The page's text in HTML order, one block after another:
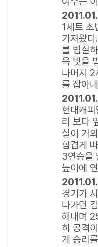
1세트
가져왔
를 범실
욱 빛을
나머지
를 잡아
현대캐
리 보다
실이 거
힘겹게
3연승을
높이에
경기가
나가던
해내며
히 공격
게 승리